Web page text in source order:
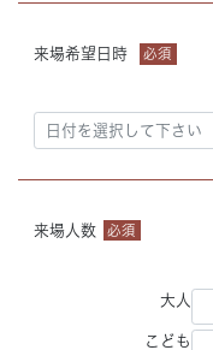
来場希望日時 必須
来場人数 必須
大人
こども